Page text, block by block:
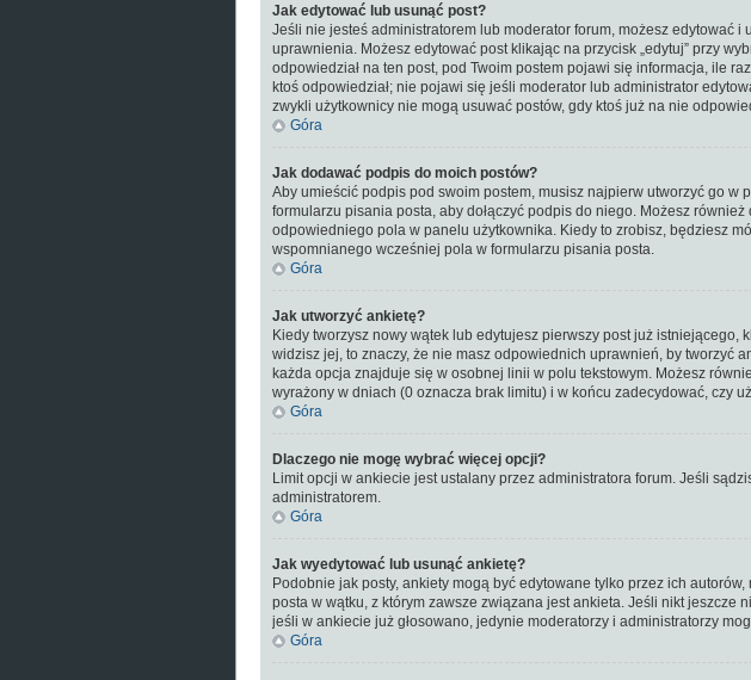
Jak edytować lub usunąć post?
Jeśli nie jesteś administratorem lub moderator forum, możesz edytować
uprawnienia. Możesz edytować post klikając na przycisk „edytuj” przy
odpowiedział na ten post, pod Twoim postem pojawi się informacja, ile
ktoś odpowiedział; nie pojawi się jeśli moderator lub administrator
zwykli użytkownicy nie mogą usuwać postów, gdy ktoś już na nie
Góra
Jak dodawać podpis do moich postów?
Aby umieścić podpis pod swoim postem, musisz najpierw utworzyć go w
formularzu pisania posta, aby dołączyć podpis do niego. Możesz
odpowiedniego pola w panelu użytkownika. Kiedy to zrobisz, będziesz
wspomnianego wcześniej pola w formularzu pisania posta.
Góra
Jak utworzyć ankietę?
Kiedy tworzysz nowy wątek lub edytujesz pierwszy post już istniejącego,
widzisz jej, to znaczy, że nie masz odpowiednich uprawnień, by tworzyć
każda opcja znajduje się w osobnej linii w polu tekstowym. Możesz
wyrażony w dniach (0 oznacza brak limitu) i w końcu zadecydować, czy
Góra
Dlaczego nie mogę wybrać więcej opcji?
Limit opcji w ankiecie jest ustalany przez administratora forum. Jeśli
administratorem.
Góra
Jak wyedytować lub usunąć ankietę?
Podobnie jak posty, ankiety mogą być edytowane tylko przez ich
posta w wątku, z którym zawsze związana jest ankieta. Jeśli nikt jeszcze
jeśli w ankiecie już głosowano, jedynie moderatorzy i administratorzy
Góra